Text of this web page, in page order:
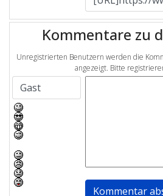
Kommentare zu
Unregistrierten Benutzern werden die
angezeigt. Bitte